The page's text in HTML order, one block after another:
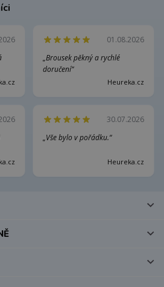
01.08.2026
„Brousek pěkný a rychlé
doručení“
Heureka.cz
30.07.2026
„Vše bylo v pořádku.“
Heureka.cz